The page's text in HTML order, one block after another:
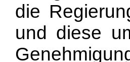
die
und diese